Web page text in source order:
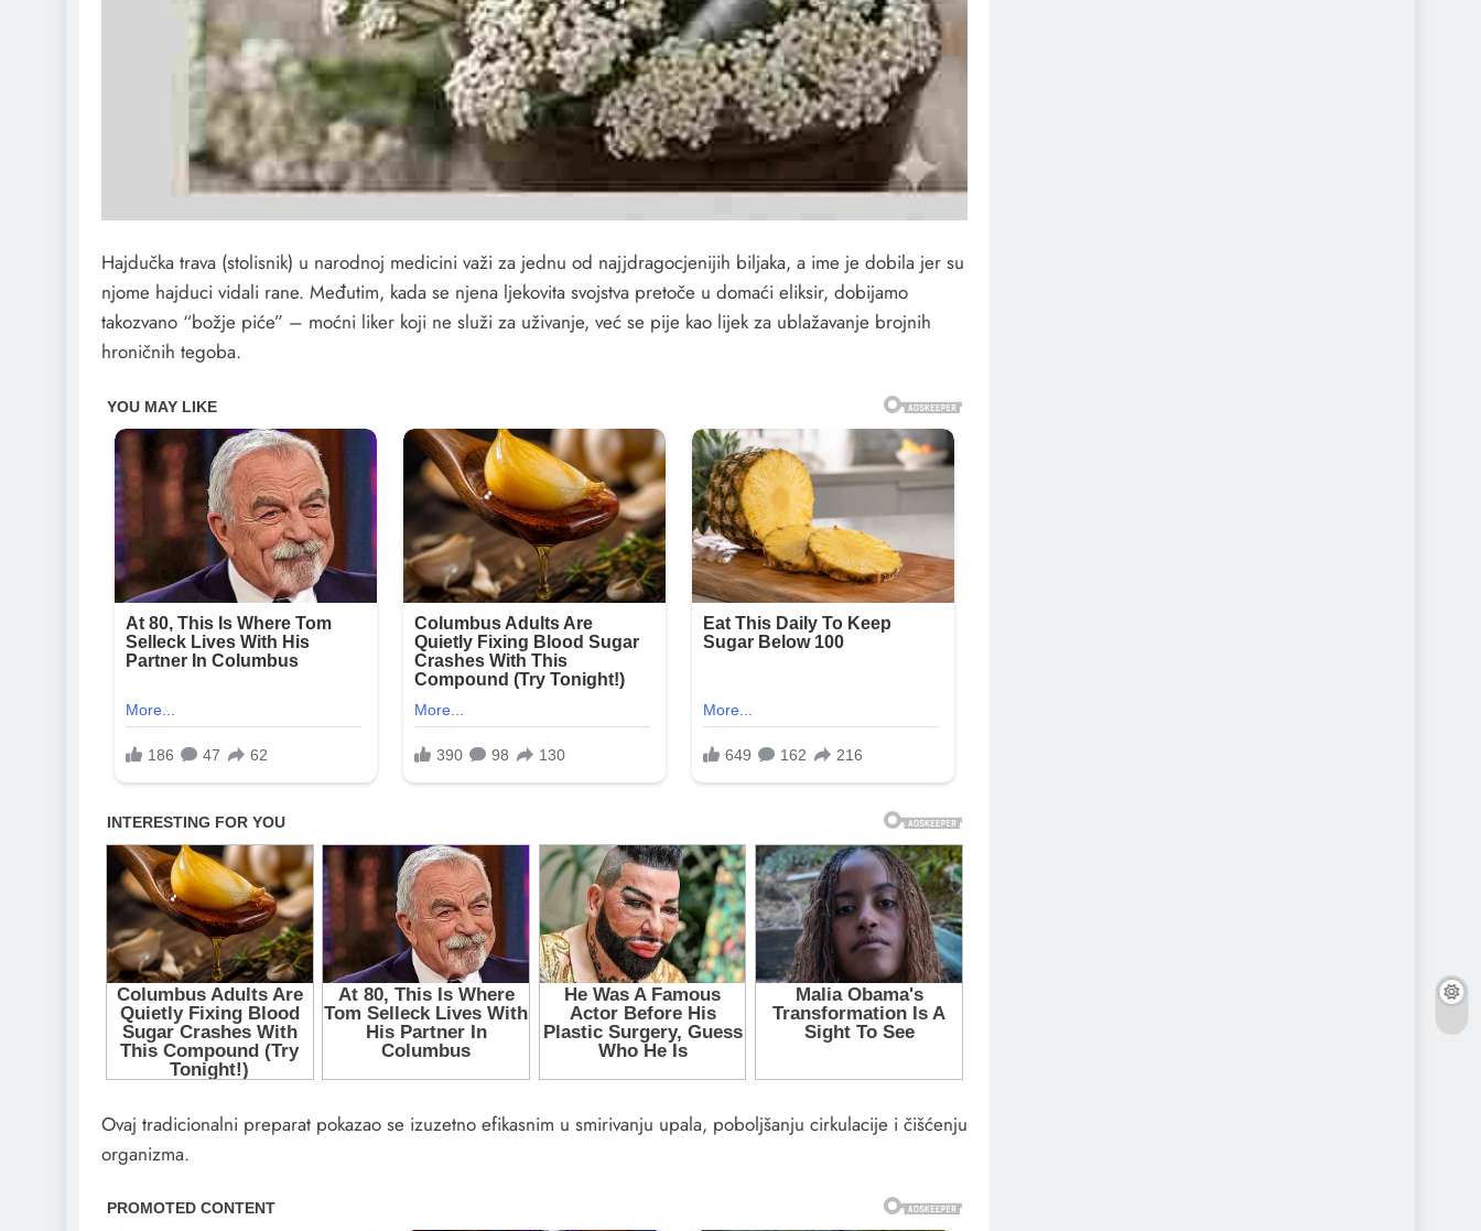
Hajdučka trava (stolisnik) u narodnoj medicini važi za jednu od najjdragocjenijih biljaka, a ime je dobila jer su
njome hajduci vidali rane. Međutim, kada se njena ljekovita svojstva pretoče u domaći eliksir, dobijamo
takozvano “božje piće” – moćni liker koji ne služi za uživanje, već se pije kao lijek za ublažavanje brojnih
hroničnih tegoba.
Ovaj tradicionalni preparat pokazao se izuzetno efikasnim u smirivanju upala, poboljšanju cirkulacije i čišćenju
organizma.